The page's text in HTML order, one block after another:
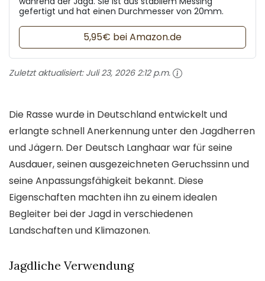
gefertigt und hat einen Durchmesser von 20mm.
5,95€ bei Amazon.de
Zuletzt aktualisiert: Juli 23, 2026 2:12 p.m.
Die Rasse wurde in Deutschland entwickelt und
erlangte schnell Anerkennung unter den Jagdherren
und Jägern. Der Deutsch Langhaar war für seine
Ausdauer, seinen ausgezeichneten Geruchssinn und
seine Anpassungsfähigkeit bekannt. Diese
Eigenschaften machten ihn zu einem idealen
Begleiter bei der Jagd in verschiedenen
Landschaften und Klimazonen.
Jagdliche Verwendung